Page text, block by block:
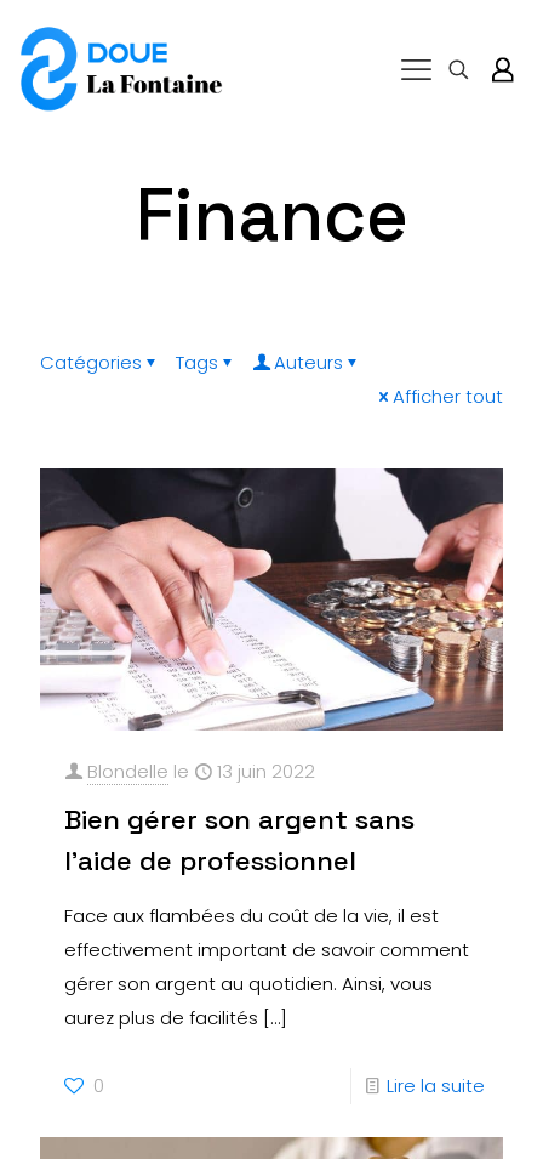
Finance
Catégories Tags
Auteurs
Afficher tout
Blondelle le 13 juin 2022
Bien gérer son argent sans
l’aide de professionnel
Face aux flambées du coût de la vie, il est
effectivement important de savoir comment
gérer son argent au quotidien. Ainsi, vous
aurez plus de facilités […]
0 Lire la suite